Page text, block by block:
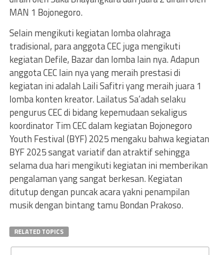
MAN 1 Bojonegoro.
Selain mengikuti kegiatan lomba olahraga
tradisional, para anggota CEC juga mengikuti
kegiatan Defile, Bazar dan lomba lain nya. Adapun
anggota CEC lain nya yang meraih prestasi di
kegiatan ini adalah Laili Safitri yang meraih juara 1
lomba konten kreator. Lailatus Sa’adah selaku
pengurus CEC di bidang kepemudaan sekaligus
koordinator Tim CEC dalam kegiatan Bojonegoro
Youth Festival (BYF) 2025 mengaku bahwa kegiatan
BYF 2025 sangat variatif dan atraktif sehingga
selama dua hari mengikuti kegiatan ini memberikan
pengalaman yang sangat berkesan. Kegiatan
ditutup dengan puncak acara yakni penampilan
musik dengan bintang tamu Bondan Prakoso.
RELATED TOPICS